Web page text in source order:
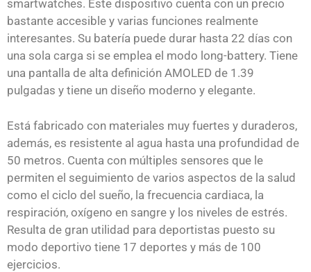
smartwatches. Este dispositivo cuenta con un precio
bastante accesible y varias funciones realmente
interesantes. Su batería puede durar hasta 22 días con
una sola carga si se emplea el modo long-battery. Tiene
una pantalla de alta definición AMOLED de 1.39
pulgadas y tiene un diseño moderno y elegante.
Está fabricado con materiales muy fuertes y duraderos,
además, es resistente al agua hasta una profundidad de
50 metros. Cuenta con múltiples sensores que le
permiten el seguimiento de varios aspectos de la salud
como el ciclo del sueño, la frecuencia cardiaca, la
respiración, oxígeno en sangre y los niveles de estrés.
Resulta de gran utilidad para deportistas puesto su
modo deportivo tiene 17 deportes y más de 100
ejercicios.